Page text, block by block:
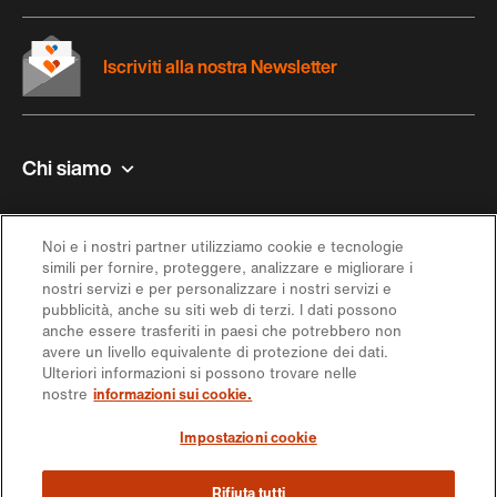
Chi siamo
Ispirazione
Offerta
Iscriviti alla nostra Newsletter
Seguici sui social media
Noi e i nostri partner utilizziamo cookie e tecnologie
simili per fornire, proteggere, analizzare e migliorare i
nostri servizi e per personalizzare i nostri servizi e
pubblicità, anche su siti web di terzi. I dati possono
anche essere trasferiti in paesi che potrebbero non
avere un livello equivalente di protezione dei dati.
Ulteriori informazioni si possono trovare nelle
nostre informazioni sui cookie.
Impostazioni cookie